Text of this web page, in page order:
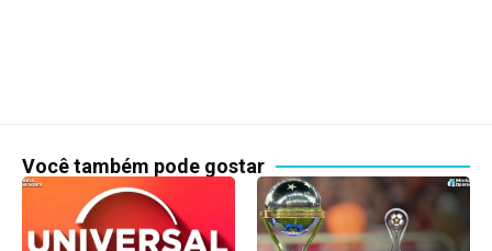
Você também pode gostar